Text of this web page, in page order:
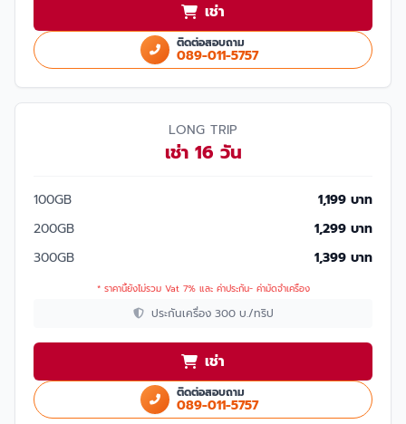
เช่า
ติดต่อสอบถาม
089-011-5757
LONG TRIP
เช่า 16 วัน
100GB
1,199 บาท
200GB
1,299 บาท
300GB
1,399 บาท
* ราคานี้ยังไม่รวม Vat 7% และ ค่าประกัน- ค่ามัดจำเครื่อง
ประกันเครื่อง 300 บ./ทริป
เช่า
ติดต่อสอบถาม
089-011-5757